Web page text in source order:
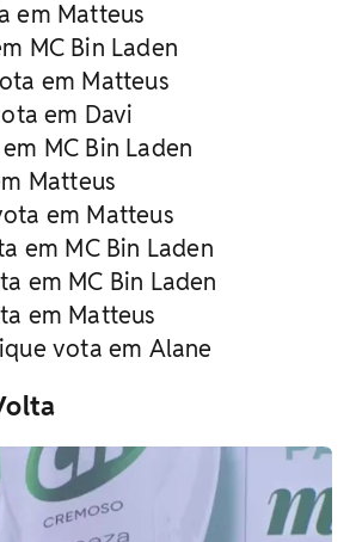
em Matteus
MC Bin Laden
em Matteus
em Davi
MC Bin Laden
Matteus
em Matteus
em MC Bin Laden
em MC Bin Laden
em Matteus
vota em Alane